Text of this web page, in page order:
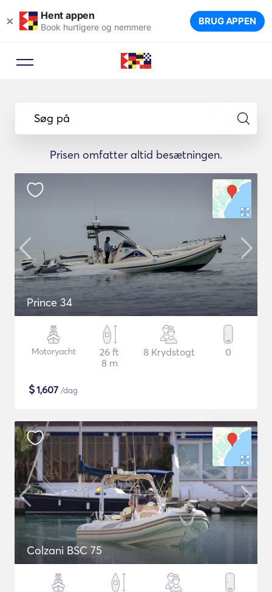
× Hent appen
Book hurtigere og nemmere BRUG APPEN
Søg på
Prisen omfatter altid besætningen.
Prince 34
Motoryacht
26 ft
8 m
8 Krydstogt 0
$1,607 /dag
Colzani BSC 75